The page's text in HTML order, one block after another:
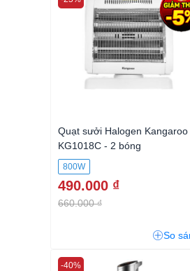
Quạt sưởi Halogen Kangaroo
KG1018C - 2 bóng
800W
490.000 ₫
660.000 ₫
So
-40%